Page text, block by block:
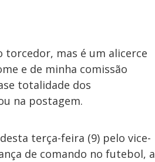
torcedor, mas é um alicerce
e de minha comissão
totalidade dos
na postagem.
terça-feira (9) pelo vice-
de comando no futebol, a